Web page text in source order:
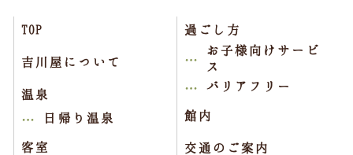
TOP
吉川屋について
温泉
日帰り温泉
客室
過ごし方
お子様向けサービ
ス
バリアフリー
館内
交通のご案内